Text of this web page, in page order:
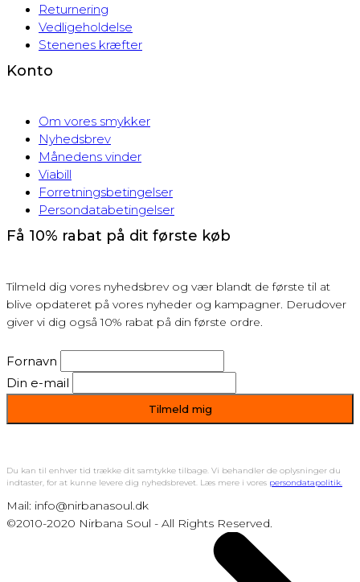
Returnering
Vedligeholdelse
Stenenes kræfter
Konto
Om vores smykker
Nyhedsbrev
Månedens vinder
Viabill
Forretningsbetingelser
Persondatabetingelser
Få 10% rabat på dit første køb
Tilmeld dig vores nyhedsbrev og vær blandt de første til at
blive opdateret på vores nyheder og kampagner. Derudover
giver vi dig også 10% rabat på din første ordre.
Fornavn
Din e-mail
Du kan til enhver tid trække dit samtykke tilbage. Vi behandler de oplysninger du
indtaster, for at kunne levere dig nyhedsbrevet. Læs mere i vores persondatapolitik.
Mail: info@nirbanasoul.dk
©2010-2020 Nirbana Soul - All Rights Reserved.